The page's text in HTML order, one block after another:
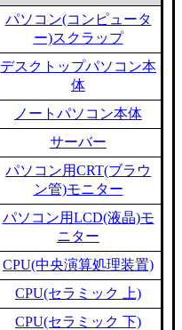
パソコン(コンピュータ
ー)スクラップ
デスクトップパソコン本
体
ノートパソコン本体
サーバー
パソコン用CRT(ブラウ
ン管)モニター
パソコン用LCD(液晶)モ
ニター
CPU(中央演算処理装置)
CPU(セラミック 上)
CPU(セラミック 下)